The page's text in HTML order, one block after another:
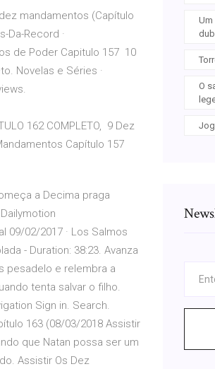
mandamentos (Capítulo
Da-Record ·
de Poder Capitulo 157 10
Novelas e Séries ·
162 COMPLETO, 9 Dez
Capítulo 157
a Decima praga
09/02/2017 · Los Salmos
- Duration: 38:23. Avanza
pesadelo e relembra a
tenta salvar o filho.
Sign in. Search.
163 (08/03/2018 Assistir
que Natan possa ser um
Assistir Os Dez
Um
O